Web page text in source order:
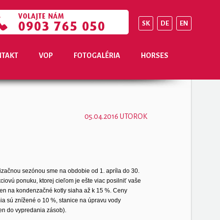
SK DE EN
VOP FOTOGALÉRIA HORSES
05.04.2016 UTOROK
sezónou sme na obdobie od 1. apríla do 30.
ponuku, ktorej cieľom je ešte viac posilniť vaše
na kondenzačné kotly siaha až k 15 %. Ceny
sú znížené o 10 %, stanice na úpravu vody
do vypredania zásob).